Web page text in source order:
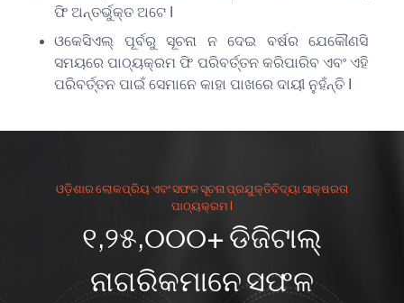
ଫି ଅନ୍ତର୍ଭୁକ୍ତ ଅଟେ I
ଓକେସିଏଲ୍ ପୂର୍ବରୁ ସୂଚନା ନ ଦେଇ ବର୍ଷର ଯେକୌଣସି
ସମୟରେ ପାଠ୍ୟକ୍ରମ ଫି ପରିବର୍ତ୍ତନ କରିପାରିବ ଏବଂ ଏହି
ପରିବର୍ତ୍ତନ ପାଇଁ ସେମାନେ କାହା ପାଖରେ ଦାୟୀ ନୁହଁନ୍ତି I
ଓଡ଼ିଶାର ଲୋକପ୍ରିୟ ଏବଂ ସଫଳ ସୂଚନା ପ୍ରଯୁକ୍ତିବିଦ୍ୟା ସାକ୍ଷରତା
ପାଠ୍ୟକ୍ରମ I
୧,୨୫,୦୦୦+ ଡିଜିଟାଲ୍
ନାଗରିକମାନେ ସଫଳ